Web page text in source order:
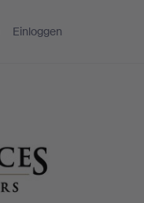
Einloggen